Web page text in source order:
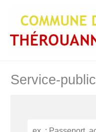
contenu
Service-public